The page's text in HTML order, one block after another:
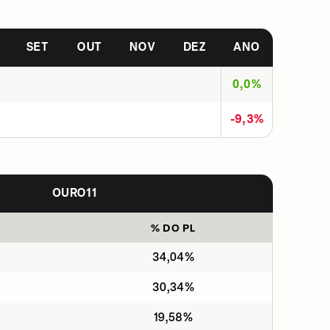
SET OUT NOV DEZ ANO
0,0%
-9,3%
OURO11
% DO PL
34,04%
30,34%
19,58%